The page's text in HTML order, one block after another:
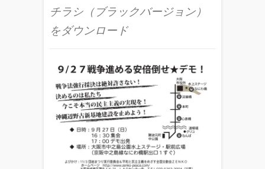
チラシ（ブラックバージョン）
をダウンロード